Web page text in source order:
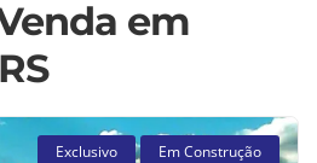
em
Exclusivo Em Construção